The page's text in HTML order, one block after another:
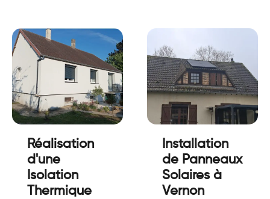
Réalisation
d'une
Isolation
Thermique
Installation
de Panneaux
Solaires à
Vernon